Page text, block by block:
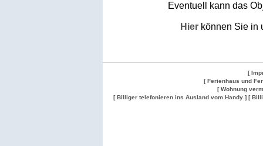
Eventuell kann das
Hier können Sie in
[
[ Ferienhaus und
[ Wohnung
[ Billiger telefonieren ins Ausland vom Handy ] [